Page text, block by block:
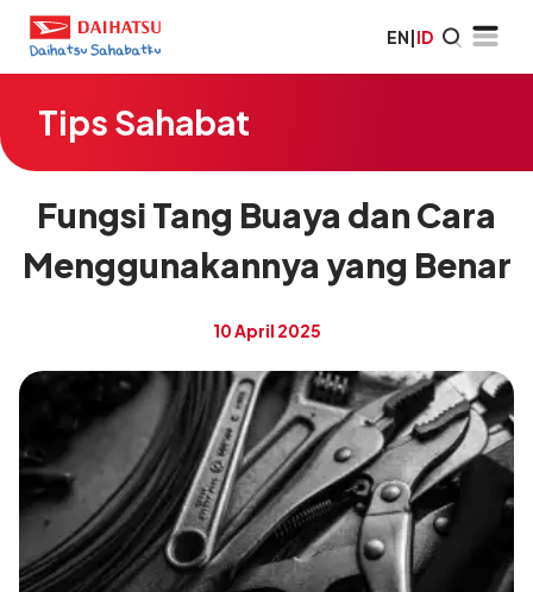
EN|ID
Tips Sahabat
Fungsi Tang Buaya dan Cara
Menggunakannya yang Benar
10 April 2025